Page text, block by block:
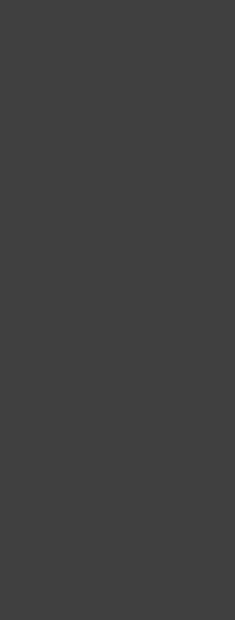
于欧洲的工业农牧空气处理